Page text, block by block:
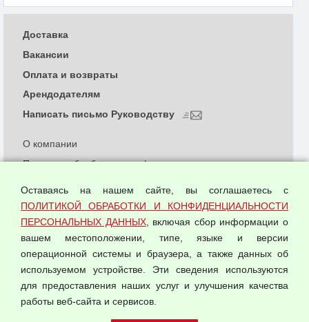
© 2026 ООО "Феникс"
О компании
Политика обработки и конфиденциальности
Согласием на обработку персональных данных
Оферта оптовой купли-продажи
Публичная оферта
Доставка
Вакансии
Оплата и возвраты
Арендодателям
Написать письмо Руководству
Оставаясь на нашем сайте, вы соглашаетесь с
ПОЛИТИКОЙ ОБРАБОТКИ И КОНФИДЕНЦИАЛЬНОСТИ
ПЕРСОНАЛЬНЫХ ДАННЫХ, включая сбор информации о
вашем местоположении, типе, языке и версии
операционной системы и браузера, а также данных об
используемом устройстве. Эти сведения используются
для предоставления наших услуг и улучшения качества
работы веб-сайта и сервисов.